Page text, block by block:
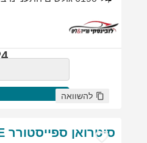
להשוואה
סיטרואן ספייסטורר